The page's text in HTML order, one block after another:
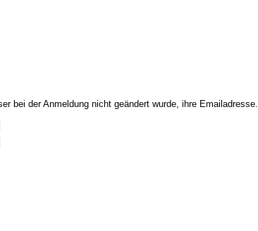
bei der Anmeldung nicht geändert wurde, ihre Emailadresse.